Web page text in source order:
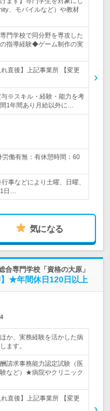
、モバイルなど）や教材
門学校で同分野を専攻した
指導経験◆ゲーム制作の実
直後】上記事業所 【変更
与※スキル・経験・能力を考
1年間あり月給以外に…
働有無：有休憩時間：60
事などにより土曜、日曜、
日…
気になる
専門学校「資格の大原」
】★年間休日120日以上
か、実務経験を活かした病
ます。
請求事務能力認定試験（医
など）★病院やクリニック
直後】上記事業所 【変更